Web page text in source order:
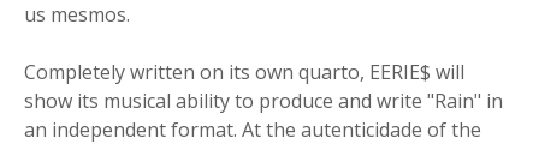
us mesmos.
Completely written on its own quarto, EERIE$ will
show its musical ability to produce and write "Rain" in
an independent format. At the autenticidade of the